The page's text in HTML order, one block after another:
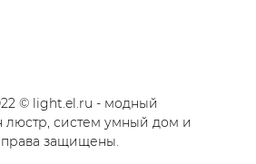
© light.el.ru - модный
люстр, систем умный дом и
права защищены.